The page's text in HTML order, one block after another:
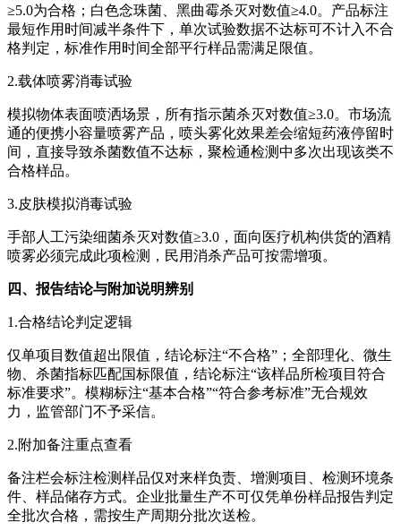
≥5.0为合格；白色念珠菌、黑曲霉杀灭对数值≥4.0。产品标注
最短作用时间减半条件下，单次试验数据不达标可不计入不合
格判定，标准作用时间全部平行样品需满足限值。
2.载体喷雾消毒试验
模拟物体表面喷洒场景，所有指示菌杀灭对数值≥3.0。市场流
通的便携小容量喷雾产品，喷头雾化效果差会缩短药液停留时
间，直接导致杀菌数值不达标，聚检通检测中多次出现该类不
合格样品。
3.皮肤模拟消毒试验
手部人工污染细菌杀灭对数值≥3.0，面向医疗机构供货的酒精
喷雾必须完成此项检测，民用消杀产品可按需增项。
四、报告结论与附加说明辨别
1.合格结论判定逻辑
仅单项目数值超出限值，结论标注“不合格”；全部理化、微生
物、杀菌指标匹配国标限值，结论标注“该样品所检项目符合
标准要求”。模糊标注“基本合格”“符合参考标准”无合规效
力，监管部门不予采信。
2.附加备注重点查看
备注栏会标注检测样品仅对来样负责、增测项目、检测环境条
件、样品储存方式。企业批量生产不可仅凭单份样品报告判定
全批次合格，需按生产周期分批次送检。